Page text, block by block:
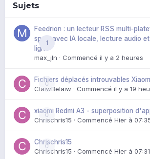
Sujets
1
Feedrion : un lecteur RSS multi-
spoil, avec IA locale, lecture audio
ligne
max_jln · Commencé il y a 2 heures
0
Fichiers déplacés introuvables
ClaiwBelaiw · Commencé il y a 19
0
xiaomi Redmi A3 - superposition
Chrischris15 · Commencé Hier à
0
Chrischris15
Chrischris15 · Commencé Hier à 07:31